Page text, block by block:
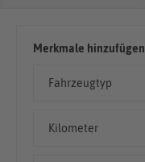
Merkmale hinzufügen
Fahrzeugtyp
Kilometer